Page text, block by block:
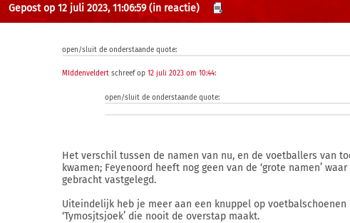
Gepost op 12 juli 2023, 11:06:59 (in reactie)
open/sluit de onderstaande quote:
MIddenveldert schreef op12 juli 2023 om 10:44:
open/sluit de onderstaande quote:
Het verschil tussen de namen van nu, en de voetballers van
kwamen; Feyenoord heeft nog geen van de ‘grote namen’
gebracht vastgelegd.
Uiteindelijk heb je meer aan een knuppel op
‘Tymosjtsjoek’ die nooit de overstap maakt.